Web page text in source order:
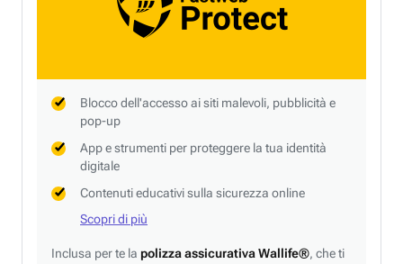
Blocco dell'accesso ai siti malevoli, pubblicità e
pop-up
App e strumenti per proteggere la tua identità
digitale
Contenuti educativi sulla sicurezza online
Scopri di più
Inclusa per te la polizza assicurativa Wallife®, che ti